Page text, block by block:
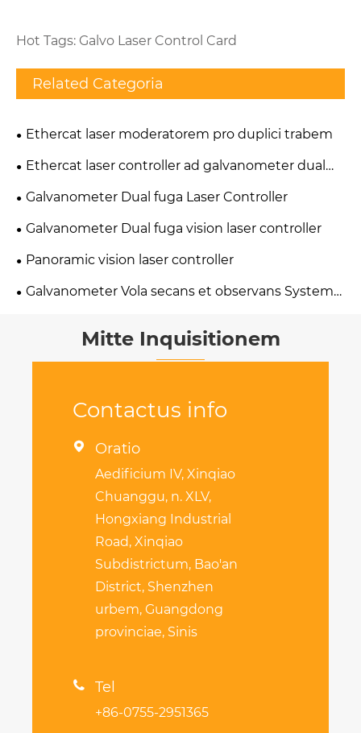
Hot Tags: Galvo Laser Control Card
Related Categoria
Ethercat laser moderatorem pro duplici trabem
Ethercat laser controller ad galvanometer dual
fuga
Galvanometer Dual fuga Laser Controller
Galvanometer Dual fuga vision laser controller
Panoramic vision laser controller
Galvanometer Vola secans et observans Systema
Mitte Inquisitionem
Contactus info
 Oratio
Aedificium IV, Xinqiao
Chuanggu, n. XLV,
Hongxiang Industrial
Road, Xinqiao
Subdistrictum, Bao'an
District, Shenzhen
urbem, Guangdong
provinciae, Sinis
 Tel
+86-0755-2951365